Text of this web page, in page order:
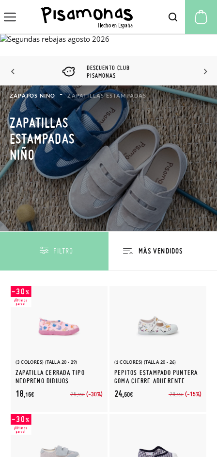
DESCUENTO CLUB
PISAMONAS
ZAPATOS NIÑO ZAPATILLAS ESTAMPADAS
ZAPATILLAS
ESTAMPADAS
NIÑO
FILTRO
(3 COLORES) (TALLA 20 - 29)
ZAPATILLA CERRADA TIPO
NEOPRENO DIBUJOS
25,95€ (-30%)
18,16€
(1 COLORES) (TALLA 20 - 26)
PEPITOS ESTAMPADO PUNTERA
GOMA CIERRE ADHERENTE
28,95€ (-15%)
24,60€